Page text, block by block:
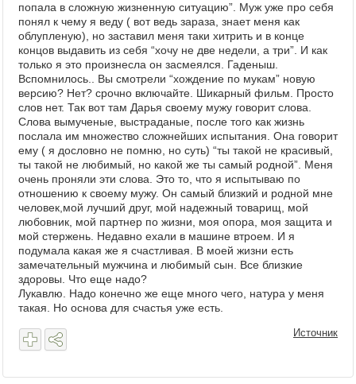
попала в сложную жизненную ситуацию”. Муж уже про себя
понял к чему я веду ( вот ведь зараза, знает меня как
облупленую), но заставил меня таки хитрить и в конце
концов выдавить из себя “хочу не две недели, а три”. И как
только я это произнесла он засмеялся. Гаденыш.
Вспомнилось.. Вы смотрели “хождение по мукам” новую
версию? Нет? срочно включайте. Шикарный фильм. Просто
слов нет. Так вот там Дарья своему мужу говорит слова.
Слова вымученые, выстраданые, после того как жизнь
послала им множество сложнейших испытания. Она говорит
ему ( я дословно не помню, но суть) “ты такой не красивый,
ты такой не любимый, но какой же ты самый родной”. Меня
очень проняли эти слова. Это то, что я испытываю по
отношению к своему мужу. Он самый близкий и родной мне
человек,мой лучший друг, мой надежный товарищ, мой
любовник, мой партнер по жизни, моя опора, моя защита и
мой стержень. Недавно ехали в машине втроем. И я
подумала какая же я счастливая. В моей жизни есть
замечательный мужчина и любимый сын. Все близкие
здоровы. Что еще надо?
Лукавлю. Надо конечно же еще много чего, натура у меня
такая. Но основа для счастья уже есть.
Источник